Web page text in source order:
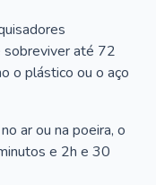
sobreviver até 72
o plástico ou o aço
ar ou na poeira, o
e 2h e 30